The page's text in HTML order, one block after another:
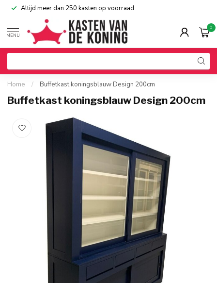
Altijd meer dan 250 kasten op voorraad
MENU
0
Home / Buffetkast koningsblauw Design 200cm
Buffetkast koningsblauw Design 200cm